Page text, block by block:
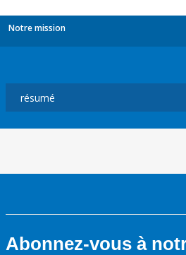
Notre mission
Abonnez-vous à